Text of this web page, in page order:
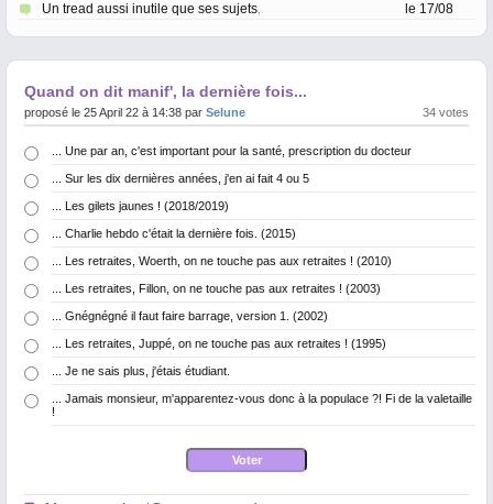
le 17/08
Un tread aussi inutile que ses sujets
Quand on dit manif', la dernière fois...
34 votes
proposé le 25 April 22 à 14:38 par Selune
... Une par an, c'est important pour la santé, prescription du docteur
... Sur les dix dernières années, j'en ai fait 4 ou 5
... Les gilets jaunes ! (2018/2019)
... Charlie hebdo c'était la dernière fois. (2015)
... Les retraites, Woerth, on ne touche pas aux retraites ! (2010)
... Les retraites, Fillon, on ne touche pas aux retraites ! (2003)
... Gnégnégné il faut faire barrage, version 1. (2002)
... Les retraites, Juppé, on ne touche pas aux retraites ! (1995)
... Je ne sais plus, j'étais étudiant.
... Jamais monsieur, m'apparentez-vous donc à la populace ?! Fi de la valetaille
!